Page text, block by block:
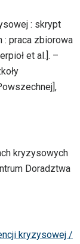
: skrypt
: praca zbiorowa
et al.]. –
kryzysowych
Doradztwa
kryzysowej /